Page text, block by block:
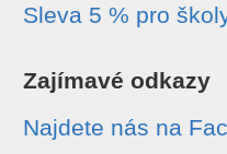
Sleva 5 % pro
Zajímavé odkazy
Najdete nás na